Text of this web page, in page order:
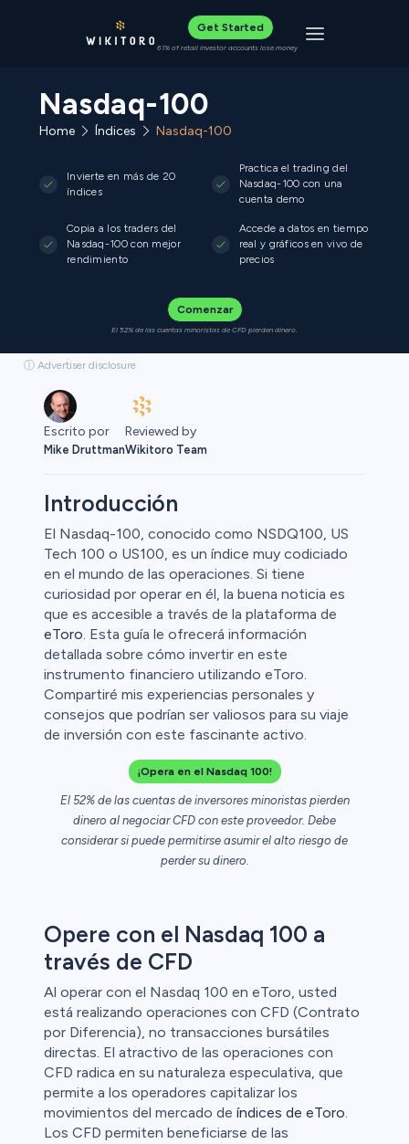
Get Started
61% of retail investor accounts lose money Toggle
Nasdaq-100
Home Índices Nasdaq-100
Invierte en más de 20
índices
Practica el trading del
Nasdaq-100 con una
cuenta demo
Copia a los traders del
Nasdaq-100 con mejor
rendimiento
Accede a datos en tiempo
real y gráficos en vivo de
precios
Comenzar
El 52% de las cuentas minoristas de CFD pierden dinero.
ⓘ Advertiser disclosure
Escrito por
Mike Druttman
Reviewed by
Wikitoro Team
Introducción
El Nasdaq-100, conocido como NSDQ100, US
Tech 100 o US100, es un índice muy codiciado
en el mundo de las operaciones. Si tiene
curiosidad por operar en él, la buena noticia es
que es accesible a través de la plataforma de
eToro. Esta guía le ofrecerá información
detallada sobre cómo invertir en este
instrumento financiero utilizando eToro.
Compartiré mis experiencias personales y
consejos que podrían ser valiosos para su viaje
de inversión con este fascinante activo.
¡Opera en el Nasdaq 100!
El 52% de las cuentas de inversores minoristas pierden
dinero al negociar CFD con este proveedor. Debe
considerar si puede permitirse asumir el alto riesgo de
perder su dinero.
Opere con el Nasdaq 100 a
través de CFD
Al operar con el Nasdaq 100 en eToro, usted
está realizando operaciones con CFD (Contrato
por Diferencia), no transacciones bursátiles
directas. El atractivo de las operaciones con
CFD radica en su naturaleza especulativa, que
permite a los operadores capitalizar los
movimientos del mercado de índices de eToro.
Los CFD permiten beneficiarse de las